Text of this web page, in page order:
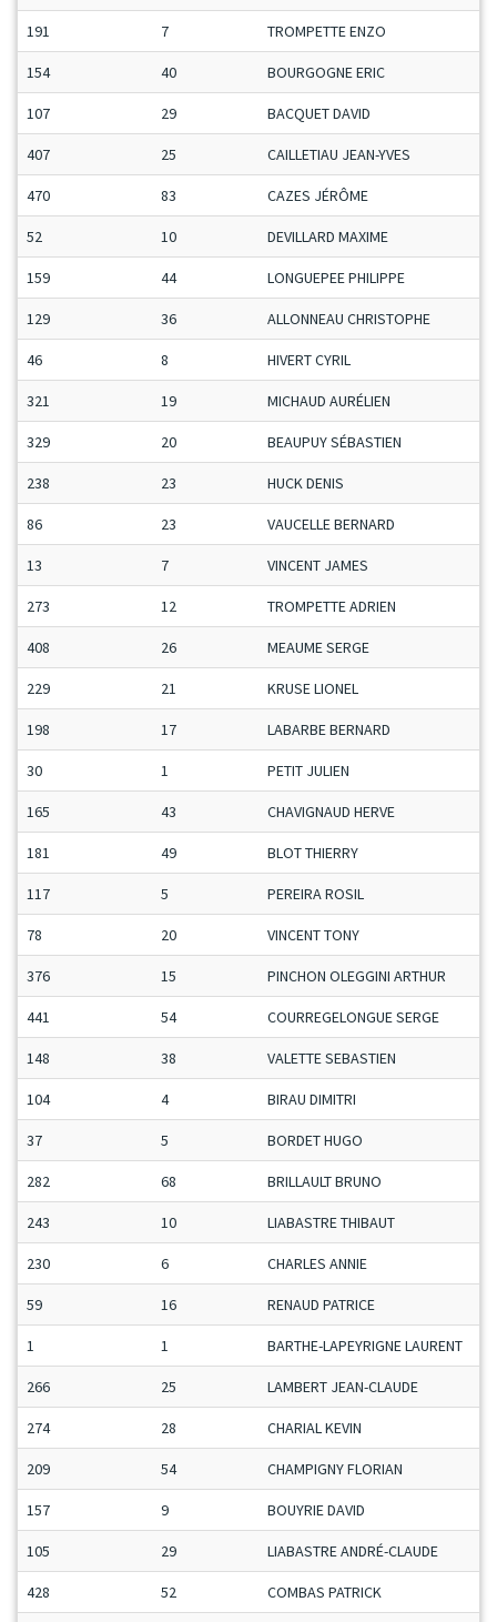
191 7 TROMPETTE ENZO
154 40 BOURGOGNE ERIC
107 29 BACQUET DAVID
407 25 CAILLETIAU JEAN-YVES
470 83 CAZES JÉRÔME
52 10 DEVILLARD MAXIME
159 44 LONGUEPEE PHILIPPE
129 36 ALLONNEAU CHRISTOPHE
46 8 HIVERT CYRIL
321 19 MICHAUD AURÉLIEN
329 20 BEAUPUY SÉBASTIEN
238 23 HUCK DENIS
86 23 VAUCELLE BERNARD
13 7 VINCENT JAMES
273 12 TROMPETTE ADRIEN
408 26 MEAUME SERGE
229 21 KRUSE LIONEL
198 17 LABARBE BERNARD
30 1 PETIT JULIEN
165 43 CHAVIGNAUD HERVE
181 49 BLOT THIERRY
117 5 PEREIRA ROSIL
78 20 VINCENT TONY
376 15 PINCHON OLEGGINI ARTHUR
441 54 COURREGELONGUE SERGE
148 38 VALETTE SEBASTIEN
104 4 BIRAU DIMITRI
37 5 BORDET HUGO
282 68 BRILLAULT BRUNO
243 10 LIABASTRE THIBAUT
230 6 CHARLES ANNIE
59 16 RENAUD PATRICE
1 1 BARTHE-LAPEYRIGNE LAURENT
266 25 LAMBERT JEAN-CLAUDE
274 28 CHARIAL KEVIN
209 54 CHAMPIGNY FLORIAN
157 9 BOUYRIE DAVID
105 29 LIABASTRE ANDRÉ-CLAUDE
428 52 COMBAS PATRICK